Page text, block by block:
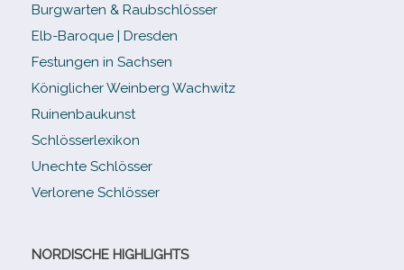
Burgwarten & Raubschlösser
Elb-​Baroque | Dresden
Festungen in Sachsen
Königlicher Weinberg Wachwitz
Ruinenbaukunst
Schlösserlexikon
Unechte Schlösser
Verlorene Schlösser
NORDISCHE HIGHLIGHTS